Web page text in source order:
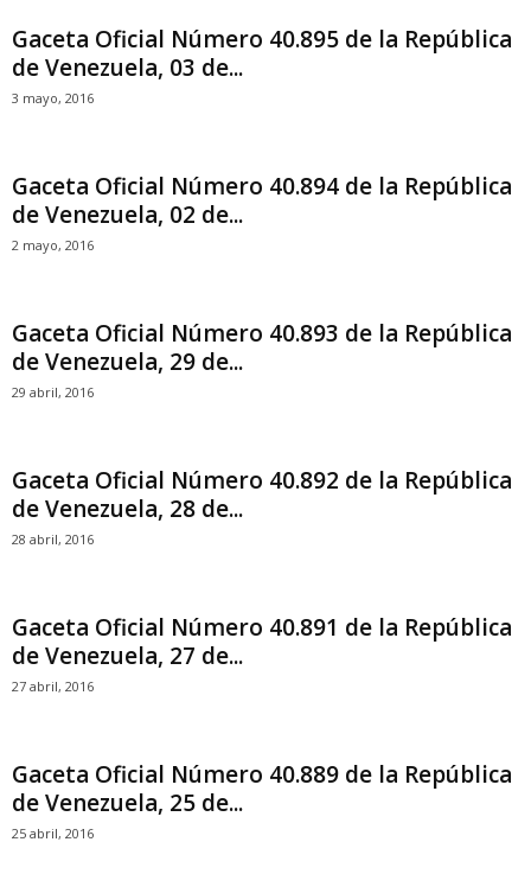
Gaceta Oficial Número 40.895 de la República
de Venezuela, 03 de...
3 mayo, 2016
Gaceta Oficial Número 40.894 de la República
de Venezuela, 02 de...
2 mayo, 2016
Gaceta Oficial Número 40.893 de la República
de Venezuela, 29 de...
29 abril, 2016
Gaceta Oficial Número 40.892 de la República
de Venezuela, 28 de...
28 abril, 2016
Gaceta Oficial Número 40.891 de la República
de Venezuela, 27 de...
27 abril, 2016
Gaceta Oficial Número 40.889 de la República
de Venezuela, 25 de...
25 abril, 2016